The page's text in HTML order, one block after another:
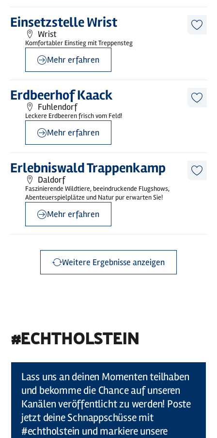
Einsetzstelle Wrist
Wrist
Komfortabler Einstieg mit Treppensteg
Mehr
erfahren
Mehr erfahren
Erdbeerhof Kaack
Fuhlendorf
Leckere Erdbeeren frisch vom Feld!
Mehr
erfahren
Mehr erfahren
Erlebniswald Trappenkamp
Daldorf
Faszinierende Wildtiere, beeindruckende Flugshows,
Abenteuerspielplätze und Natur pur erwarten Sie!
Mehr
erfahren
Mehr erfahren
Weitere Ergebnisse anzeigen
#ECHTHOLSTEIN
Lass uns an deinen Momenten teilhaben
und bekomme die Chance auf unseren
Kanälen veröffentlicht zu werden! Poste
jetzt deine Schnappschüsse mit
#echtholstein und markiere unsere